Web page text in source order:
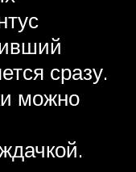
сразу.
можно